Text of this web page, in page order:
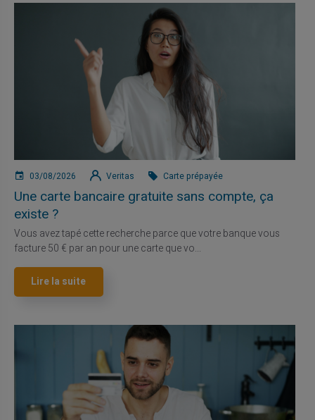
03/08/2026 Veritas Carte prépayée
Une carte bancaire gratuite sans compte, ça
existe ?
Vous avez tapé cette recherche parce que votre banque vous
facture 50 € par an pour une carte que vo...
Lire la suite